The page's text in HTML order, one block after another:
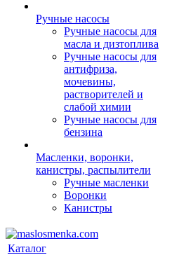
Ручные насосы
Ручные насосы для
масла и дизтоплива
Ручные насосы для
антифриза,
мочевины,
растворителей и
слабой химии
Ручные насосы для
бензина
Масленки, воронки,
канистры, распылители
Ручные масленки
Воронки
Канистры
Каталог